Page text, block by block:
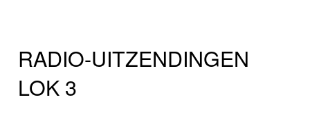
RADIO-UITZENDINGEN
LOK 3